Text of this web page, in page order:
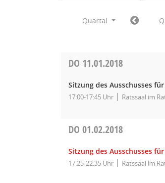
Quartal
DO 11.01.2018
Sitzung des Ausschusses
17:00-17:45 Uhr Ratssaal im
DO01.02.2018
Sitzung des Ausschusses
17:25-22:35 Uhr Ratssaal im